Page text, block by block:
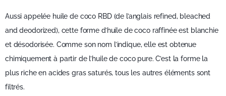
Aussi appelée huile de coco RBD (de l’anglais refined, bleached
and deodorized), cette forme d’huile de coco raffinée est blanchie
et désodorisée. Comme son nom l’indique, elle est obtenue
chimiquement à partir de l’huile de coco pure. C’est la forme la
plus riche en acides gras saturés, tous les autres éléments sont
filtrés.